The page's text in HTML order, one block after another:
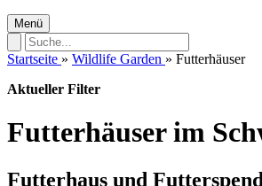
Menü
Startseite » Wildlife Garden » Futterhäuser
Aktueller Filter
Futterhäuser im
Futterhaus und